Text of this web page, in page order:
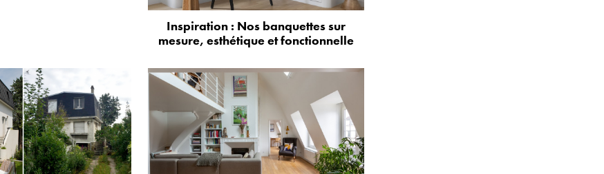
Inspiration : Nos banquettes sur
mesure, esthétique et fonctionnelle